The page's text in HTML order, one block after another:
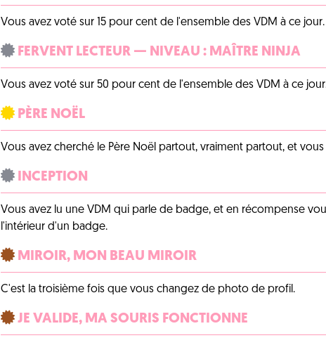
Vous avez voté sur 15 pour cent de l'ensemble des VDM à ce jour.
FERVENT LECTEUR — NIVEAU : MAÎTRE NINJA
Vous avez voté sur 50 pour cent de l'ensemble des VDM à ce
PÈRE NOËL
Vous avez cherché le Père Noël partout, vraiment partout, et vous
INCEPTION
Vous avez lu une VDM qui parle de badge, et en récompense
l'intérieur d'un badge.
MIROIR, MON BEAU MIROIR
C'est la troisième fois que vous changez de photo de profil.
JE VALIDE, MA SOURIS FONCTIONNE